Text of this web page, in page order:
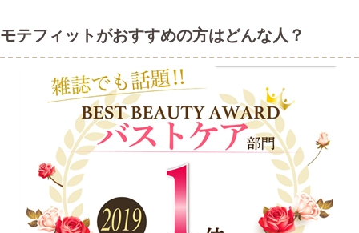
モテフィットがおすすめの方はどんな人？